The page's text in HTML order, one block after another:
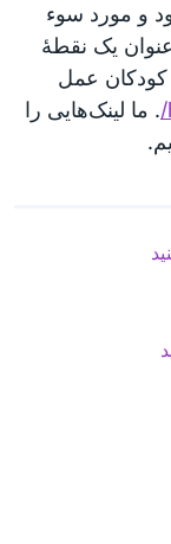
و مورد سوء
یک نقطهٔ
کودکان عمل
. ما لینک‌هایی را